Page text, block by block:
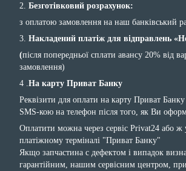
2. Безготівковий розрахунок:
з оплатою замовлення на наш банківський
3. Накладений платіж для відправлень
(після попередньої сплати авансу 20% від
замовлення)
4 . На карту Приват Банку
Реквізити для оплати на карту Приват Банку
SMS-кою на телефон після того, як Ви
Оплатити можна через сервіс Privat24 або ж
платіжному терміналі "Приват Банку"
Якщо запчастина с дефектом і випадок
гарантійним, нашим сервісним центром,